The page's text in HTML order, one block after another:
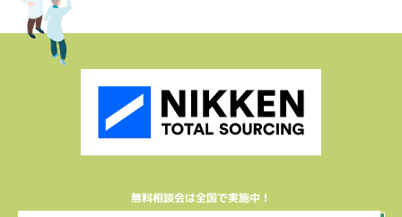
無料相談会は全国で実施中！